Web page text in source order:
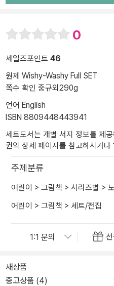
0
세일즈포인트 46
원제 Wishy-Washy Full SET
쪽수 확인 중규외290g
언어 English
ISBN 8809448443941
세트도서는 개별 서지 정보를 제
권의 상세 페이지를 참고하시거나
주제분류
어린이 > 그림책 > 시리즈별 >
어린이 > 그림책 > 세트/전집
선
새상품
중고상품 (4)